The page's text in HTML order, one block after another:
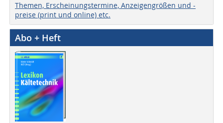
Themen, Erscheinungstermine, Anzeigengrößen und -
preise (print und online) etc.
Abo + Heft